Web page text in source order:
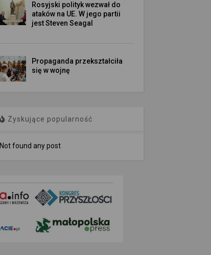
Rosyjski polityk wezwał do
ataków na UE. W jego partii
jest Steven Seagal
Propaganda przekształciła
się w wojnę
Zyskujące popularność
Not found any post